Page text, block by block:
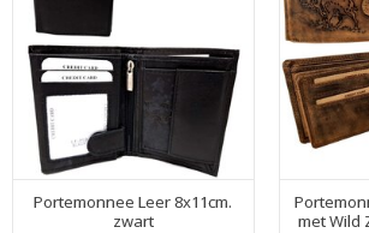
Portemonnee Leer 8x11cm.
zwart
met Wild